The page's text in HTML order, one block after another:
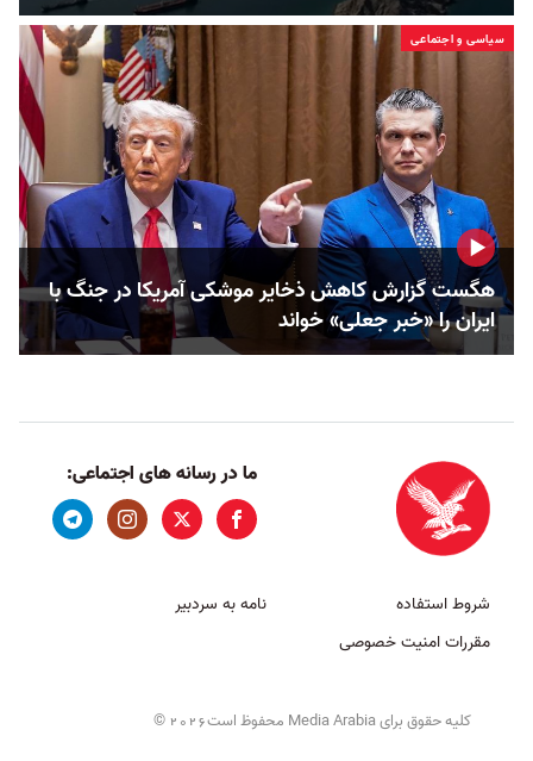
سیاسی و اجتماعی
هگست گزارش کاهش ذخایر موشکی آمریکا در جنگ با
ایران را «خبر جعلی» خواند
ما در رسانه های اجتماعی:
شروط استفاده
مقررات امنیت خصوصی
نامه به سردبیر
کلیه حقوق برای Media Arabia محفوظ است 2026
©